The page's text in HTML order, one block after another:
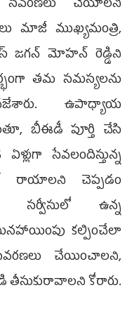
మాజీ ముఖ్యమంత్రి,
జగన్ మోహన్ రెడ్డిని
తమ సమస్యలను
ఉపాధ్యాయ
బీఈడీ పూర్తి చేసి
సేవలందిస్తున్న
రాయాలని చెప్పడం
సర్వీసులో ఉన్న
కల్పించేలా
చేయించాలని,
తీసుకురావాలని కోరారు.